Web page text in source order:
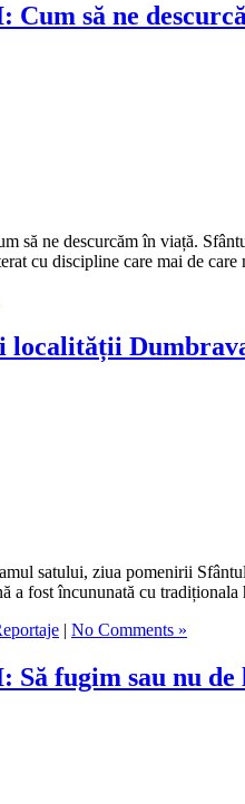
să ne
să ne descurcăm în viață.
cu discipline care mai de
localității
satului, ziua pomenirii
a fost încununată cu
| No Comments »
fugim sau nu de